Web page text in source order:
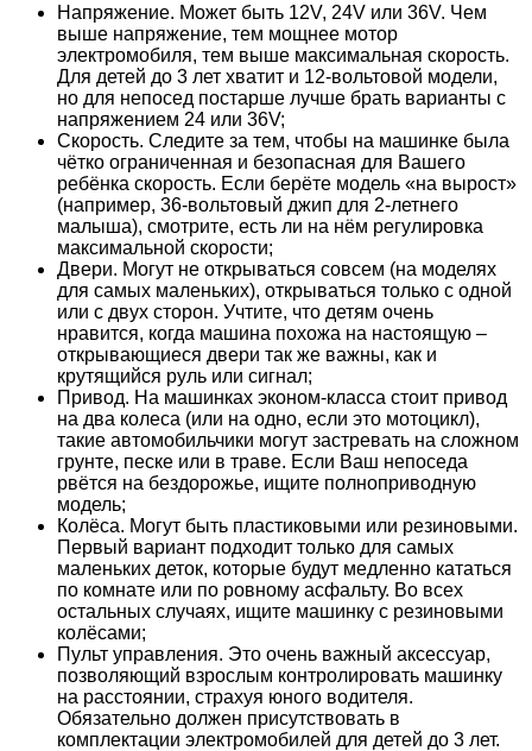
Напряжение. Может быть 12V, 24V или 36V. Чем
выше напряжение, тем мощнее мотор
электромобиля, тем выше максимальная скорость.
Для детей до 3 лет хватит и 12-вольтовой модели,
но для непосед постарше лучше брать варианты с
напряжением 24 или 36V;
Скорость. Следите за тем, чтобы на машинке была
чётко ограниченная и безопасная для Вашего
ребёнка скорость. Если берёте модель «на вырост»
(например, 36-вольтовый джип для 2-летнего
малыша), смотрите, есть ли на нём регулировка
максимальной скорости;
Двери. Могут не открываться совсем (на моделях
для самых маленьких), открываться только с одной
или с двух сторон. Учтите, что детям очень
нравится, когда машина похожа на настоящую –
открывающиеся двери так же важны, как и
крутящийся руль или сигнал;
Привод. На машинках эконом-класса стоит привод
на два колеса (или на одно, если это мотоцикл),
такие автомобильчики могут застревать на сложном
грунте, песке или в траве. Если Ваш непоседа
рвётся на бездорожье, ищите полноприводную
модель;
Колёса. Могут быть пластиковыми или резиновыми.
Первый вариант подходит только для самых
маленьких деток, которые будут медленно кататься
по комнате или по ровному асфальту. Во всех
остальных случаях, ищите машинку с резиновыми
колёсами;
Пульт управления. Это очень важный аксессуар,
позволяющий взрослым контролировать машинку
на расстоянии, страхуя юного водителя.
Обязательно должен присутствовать в
комплектации электромобилей для детей до 3 лет.